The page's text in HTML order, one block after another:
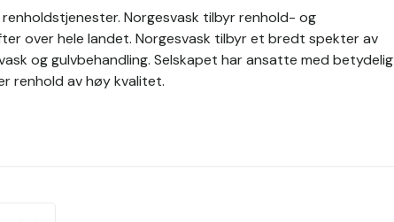
Norgesvask tilbyr renhold- og
over hele landet. Norgesvask tilbyr et bredt spekter av
og gulvbehandling. Selskapet har ansatte med betydelig
renhold av høy kvalitet.